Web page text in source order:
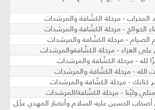
- مرحلة الكشّافة والمرشدات
6 - بين أصحاب الحسين عليه السلام وأنصار المهدي عجّل